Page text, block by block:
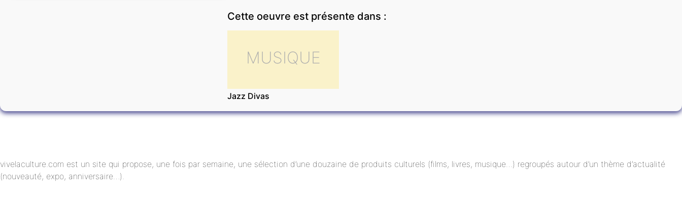
Cette oeuvre est présente dans :
MUSIQUE
Jazz Divas
vivelaculture.com est un site qui propose, une fois par semaine, une sélection d’une douzaine de produits culturels (films, livres, musique…) regroupés autour d’un thème d’actualité
(nouveauté, expo, anniversaire…).